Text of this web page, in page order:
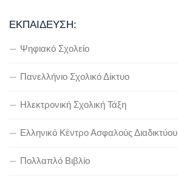
ΕΚΠΑΊΔΕΥΣΗ:
Ψηφιακό Σχολείο
Πανελλήνιο Σχολικό Δίκτυο
Ηλεκτρονική Σχολική Τάξη
Ελληνικό Κέντρο Ασφαλούς Διαδικτύου
Πολλαπλό Βιβλίο